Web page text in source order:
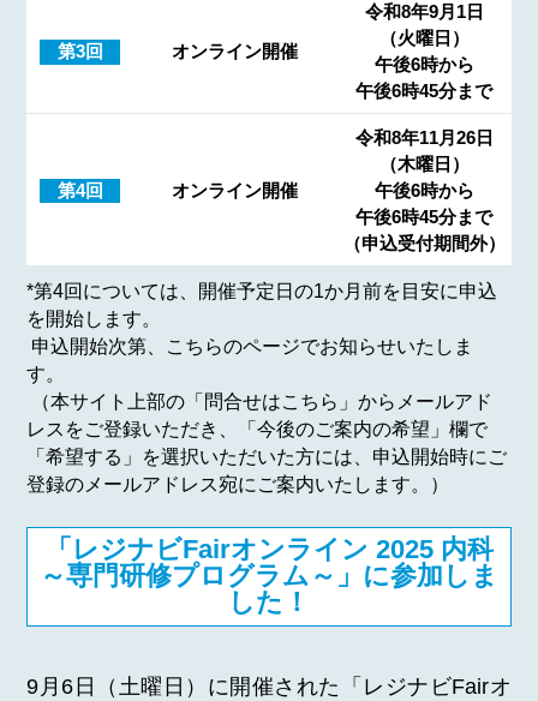
第3回 オンライン開催
令和8年9月1日
（火曜日）
午後6時から
午後6時45分まで
第4回 オンライン開催
令和8年11月26日
（木曜日）
午後6時から
午後6時45分まで
（申込受付期間外）
*第4回については、開催予定日の1か月前を目安に申込
を開始します。
申込開始次第、こちらのページでお知らせいたしま
す。
（本サイト上部の「問合せはこちら」からメールアド
レスをご登録いただき、「今後のご案内の希望」欄で
「希望する」を選択いただいた方には、申込開始時にご
登録のメールアドレス宛にご案内いたします。）
「レジナビFairオンライン 2025 内科
～専門研修プログラム～」に参加しま
した！
9月6日（土曜日）に開催された「レジナビFairオ